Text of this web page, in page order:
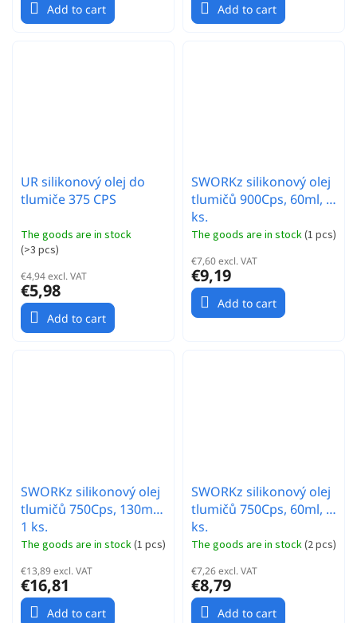
Add to cart Add to cart
UR silikonový olej do
tlumiče 375 CPS
The goods are in stock
(>3 pcs)
€4,94 excl. VAT
€5,98
Add to cart
SWORKz silikonový olej
tlumičů 900Cps, 60ml, 1
ks.
The goods are in stock(1 pcs)
€7,60 excl. VAT
€9,19
Add to cart
SWORKz silikonový olej
tlumičů 750Cps, 130ml,
1 ks.
The goods are in stock(1 pcs)
€13,89 excl. VAT
€16,81
Add to cart
SWORKz silikonový olej
tlumičů 750Cps, 60ml, 1
ks.
The goods are in stock(2 pcs)
€7,26 excl. VAT
€8,79
Add to cart